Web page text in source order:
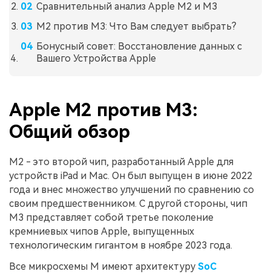
Сравнительный анализ Apple M2 и M3
M2 против M3: Что Вам следует выбрать?
Бонусный совет: Восстановление данных с
Вашего Устройства Apple
Apple M2 против M3:
Общий обзор
M2 - это второй чип, разработанный Apple для
устройств iPad и Mac. Он был выпущен в июне 2022
года и внес множество улучшений по сравнению со
своим предшественником. С другой стороны, чип
M3 представляет собой третье поколение
кремниевых чипов Apple, выпущенных
технологическим гигантом в ноябре 2023 года.
Все микросхемы M имеют архитектуру SoC